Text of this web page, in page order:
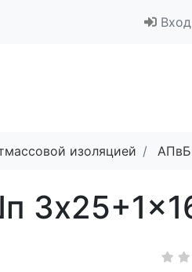
Вход
изоляцией